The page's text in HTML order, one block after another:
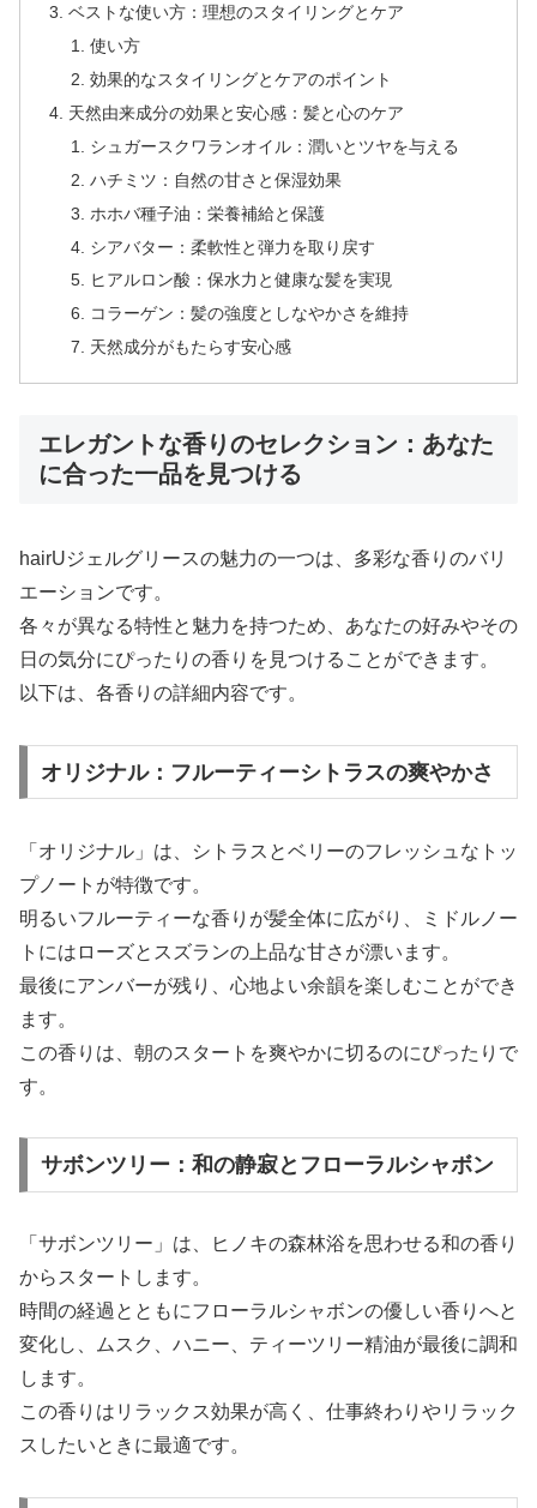
ベストな使い方：理想のスタイリングとケア
使い方
効果的なスタイリングとケアのポイント
天然由来成分の効果と安心感：髪と心のケア
シュガースクワランオイル：潤いとツヤを与える
ハチミツ：自然の甘さと保湿効果
ホホバ種子油：栄養補給と保護
シアバター：柔軟性と弾力を取り戻す
ヒアルロン酸：保水力と健康な髪を実現
コラーゲン：髪の強度としなやかさを維持
天然成分がもたらす安心感
エレガントな香りのセレクション：あなた
に合った一品を見つける
hairUジェルグリースの魅力の一つは、多彩な香りのバリ
エーションです。
各々が異なる特性と魅力を持つため、あなたの好みやその
日の気分にぴったりの香りを見つけることができます。
以下は、各香りの詳細内容です。
オリジナル：フルーティーシトラスの爽やかさ
「オリジナル」は、シトラスとベリーのフレッシュなトッ
プノートが特徴です。
明るいフルーティーな香りが髪全体に広がり、ミドルノー
トにはローズとスズランの上品な甘さが漂います。
最後にアンバーが残り、心地よい余韻を楽しむことができ
ます。
この香りは、朝のスタートを爽やかに切るのにぴったりで
す。
サボンツリー：和の静寂とフローラルシャボン
「サボンツリー」は、ヒノキの森林浴を思わせる和の香り
からスタートします。
時間の経過とともにフローラルシャボンの優しい香りへと
変化し、ムスク、ハニー、ティーツリー精油が最後に調和
します。
この香りはリラックス効果が高く、仕事終わりやリラック
スしたいときに最適です。